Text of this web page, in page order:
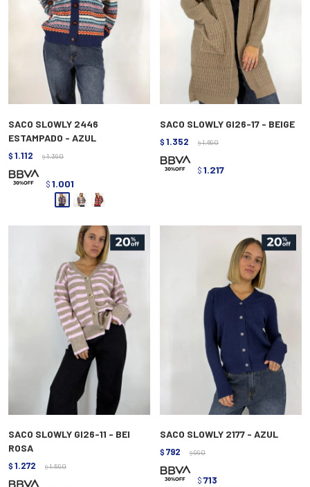
SACO SLOWLY 2446
ESTAMPADO - AZUL
$ 1.112 $ 1.390
$ 1.001
SACO SLOWLY GI26-17 - BEIGE
$ 1.352 $ 1.690
$ 1.217
SACO SLOWLY GI26-11 - BEI
ROSA
$ 1.272 $ 1.590
SACO SLOWLY 2177 - AZUL
$ 792 $ 990
$ 713